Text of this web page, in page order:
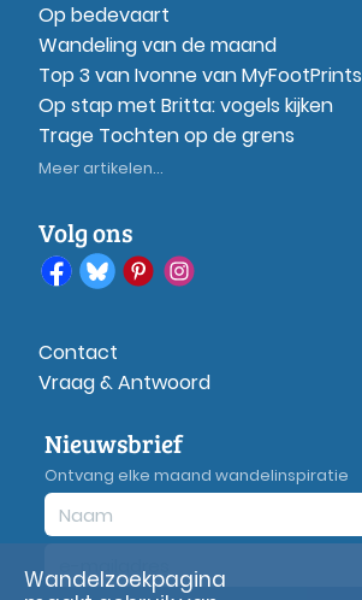
Op bedevaart
Wandeling van de maand
Top 3 van Ivonne van MyFootPrints
Op stap met Britta: vogels kijken
Trage Tochten op de grens
Meer artikelen...
Volg ons
Contact
Vraag & Antwoord
Nieuwsbrief
Ontvang elke maand wandelinspiratie
Wandelzoekpagina